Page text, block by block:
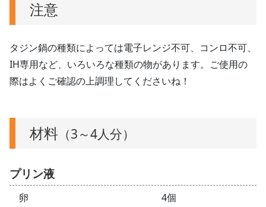
注意
タジン鍋の種類によっては電子レンジ不可、コンロ不可、
IH専用など、いろいろな種類の物があります。ご使用の
際はよくご確認の上調理してくださいね！
材料 （3～4人分）
プリン液
卵
4個